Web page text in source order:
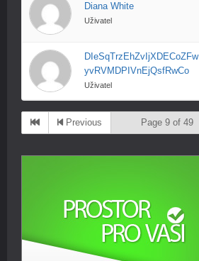
Diana White
Uživatel
DIeSqTrzEhZvIjXDECoZFw
yvRVMDPIVnEjQsfRwCo
Uživatel
Previous Page 9 of 49